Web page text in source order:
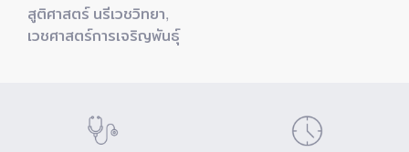
สูติศาสตร์ นรีเวชวิทยา,
เวชศาสตร์การเจริญพันธุ์